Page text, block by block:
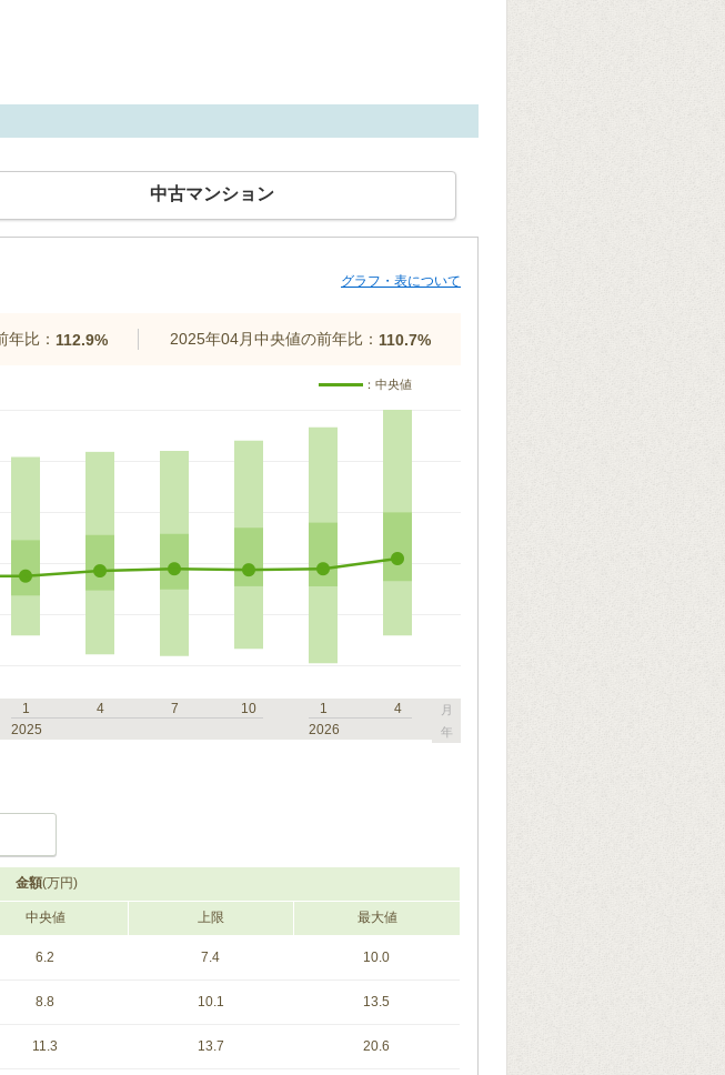
中古マンション
グラフ・表について
年比： 112.9% 2025年04月中央値の前年比： 110.7%
：中央値
1 4 7
10
2025
1
4
2026
月
年
金額(万円)
中央値 上限 最大値
6.2 7.4 10.0
8.8 10.1 13.5
11.3 13.7 20.6